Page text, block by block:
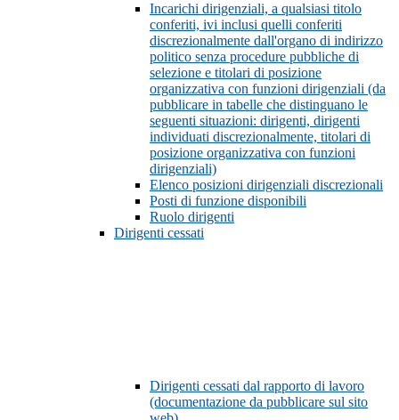
Incarichi dirigenziali, a qualsiasi titolo
conferiti, ivi inclusi quelli conferiti
discrezionalmente dall'organo di indirizzo
politico senza procedure pubbliche di
selezione e titolari di posizione
organizzativa con funzioni dirigenziali (da
pubblicare in tabelle che distinguano le
seguenti situazioni: dirigenti, dirigenti
individuati discrezionalmente, titolari di
posizione organizzativa con funzioni
dirigenziali)
Elenco posizioni dirigenziali discrezionali
Posti di funzione disponibili
Ruolo dirigenti
Dirigenti cessati
Dirigenti cessati dal rapporto di lavoro
(documentazione da pubblicare sul sito